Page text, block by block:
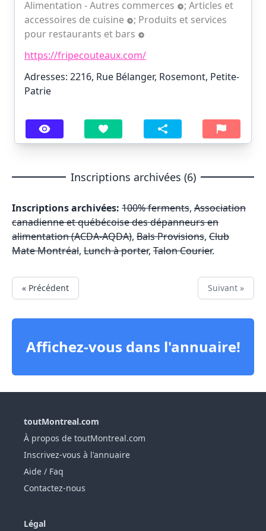
Alimentation - Autres commerces
; Articles et
accessoires de cuisine
; Produits et services
pour restaurants et bars
https://fripecouteaux.com/
Adresses: 2216, Rue Bélanger, Rosemont, Petite-
Patrie
Inscriptions archivées (6)
Inscriptions archivées: 100% ferments, Association
canadienne et québécoise des dépanneurs en
alimentation (ACDA-AQDA), Bals Provisions, Club
Mate Montréal, Lunch à porter, Talon Courier.
« Précédent Suivant »
Affichez-vous dans l'annuaire!
toutMontreal.com
À propos de toutMontreal.com
Inscrivez-vous à l'annuaire
Aide / Faq
Contactez-nous
Légal